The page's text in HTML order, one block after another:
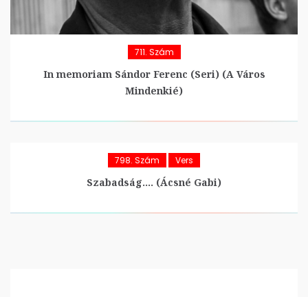
711. Szám
In memoriam Sándor Ferenc (Seri) (A Város
Mindenkié)
798. Szám Vers
Szabadság…. (Ácsné Gabi)